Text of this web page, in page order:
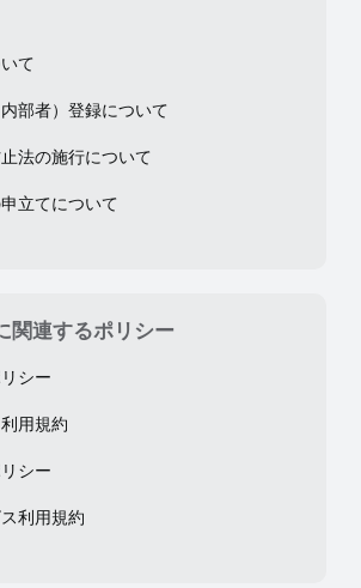
て
部者）登録について
法の施行について
立てについて
関連するポリシー
シー
用規約
シー
利用規約